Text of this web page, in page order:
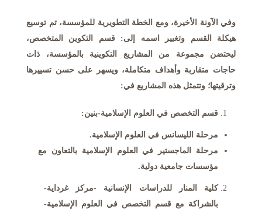
وفي الآونة الأخيرة، ومع الخطة التطويرية للمؤسسة، تم توسيع
هيكلة القسم وتغيير اسمه إلى: قسم التكوين المتخصص،
ليحتضن مجموعة من المشاريع التكوينية بالمؤسسة، ذات
حاجات متقاربة وأهداف متكاملة، ويسهر على حسن تسييرها
وترقيتها؛ وتتمثل هذه المشاريع في:
قسم التخصص في العلوم الإسلامية-بنين:
مرحلة الليسانس في العلوم الإسلامية.
مرحلة الماجستير في العلوم الإسلامية بالتعاون مع
مؤسسات جامعية دولية.
كلية المنار للدراسات الإنسانية -مركز غرداية-
بالشراكة مع قسم التخصص في العلوم الإسلامية-